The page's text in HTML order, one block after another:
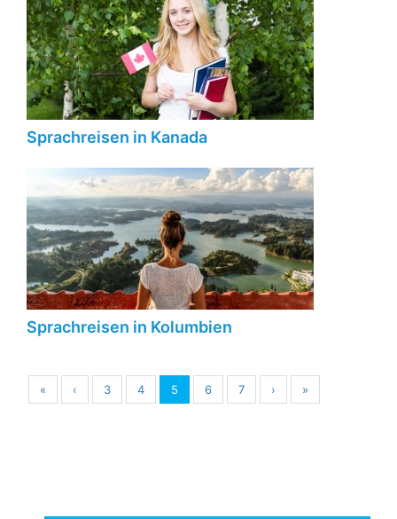
Sprachreisen in Kanada
Sprachreisen in Kolumbien
« ‹ 3 4 5 6 7 › »